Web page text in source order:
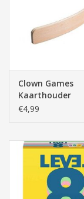
Baby & Peuter
Speelgoed & hobby
Cadeau & feest
Contact/Locatie
Veiligheid
Clown Games
Kaarthouder
€4,99